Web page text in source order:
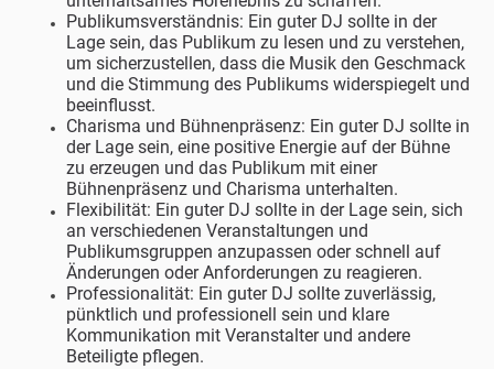
Publikumsverständnis: Ein guter DJ sollte in der
Lage sein, das Publikum zu lesen und zu verstehen,
um sicherzustellen, dass die Musik den Geschmack
und die Stimmung des Publikums widerspiegelt und
beeinflusst.
Charisma und Bühnenpräsenz: Ein guter DJ sollte in
der Lage sein, eine positive Energie auf der Bühne
zu erzeugen und das Publikum mit einer
Bühnenpräsenz und Charisma unterhalten.
Flexibilität: Ein guter DJ sollte in der Lage sein, sich
an verschiedenen Veranstaltungen und
Publikumsgruppen anzupassen oder schnell auf
Änderungen oder Anforderungen zu reagieren.
Professionalität: Ein guter DJ sollte zuverlässig,
pünktlich und professionell sein und klare
Kommunikation mit Veranstalter und andere
Beteiligte pflegen.